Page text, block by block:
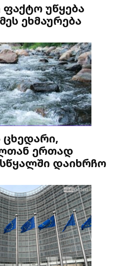
უწყება
ეხმაურება
ცხედარი,
ერთად
დაიხრჩო